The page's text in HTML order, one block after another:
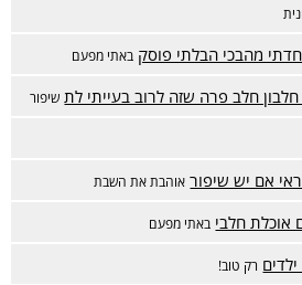
מהבכי הבלתי פוסק באתי מפעם
חלבון חלב פרה שזה לרוב בעייתי לת שיפור
אם יש שיפור אוהבת את השבת
אוכלת חלבי באתי מפעם
רק טוב!